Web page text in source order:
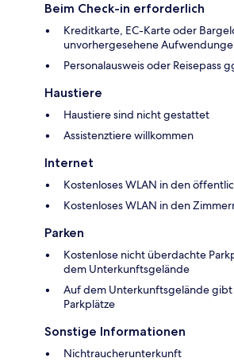
Beim Check-in erforderlich
Kreditkarte, EC-Karte oder
unvorhergesehene
Personalausweis oder Reisepass
Haustiere
Haustiere sind nicht gestattet
Assistenztiere willkommen
Internet
Kostenloses WLAN in den
Kostenloses WLAN in den
Parken
Kostenlose nicht überdachte
dem Unterkunftsgelände
Auf dem Unterkunftsgelände
Parkplätze
Sonstige Informationen
Nichtraucherunterkunft